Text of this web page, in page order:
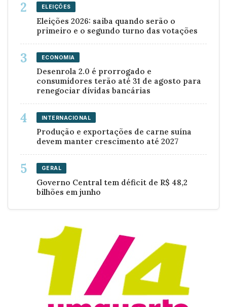
ELEIÇÕES
Eleições 2026: saiba quando serão o
primeiro e o segundo turno das votações
ECONOMIA
Desenrola 2.0 é prorrogado e
consumidores terão até 31 de agosto para
renegociar dívidas bancárias
INTERNACIONAL
Produção e exportações de carne suína
devem manter crescimento até 2027
GERAL
Governo Central tem déficit de R$ 48,2
bilhões em junho